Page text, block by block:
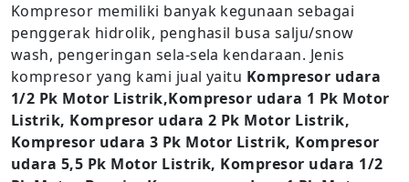
Kompresor memiliki banyak kegunaan sebagai
penggerak hidrolik, penghasil busa salju/snow
wash, pengeringan sela-sela kendaraan. Jenis
kompresor yang kami jual yaitu Kompresor udara
1/2 Pk Motor Listrik,Kompresor udara 1 Pk Motor
Listrik, Kompresor udara 2 Pk Motor Listrik,
Kompresor udara 3 Pk Motor Listrik, Kompresor
udara 5,5 Pk Motor Listrik, Kompresor udara 1/2